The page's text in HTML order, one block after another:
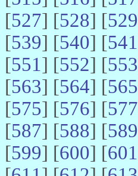
[527] [528] [529
[539] [540] [541
[551] [552] [553
[563] [564] [565
[575] [576] [577
[587] [588] [589
[599] [600] [601